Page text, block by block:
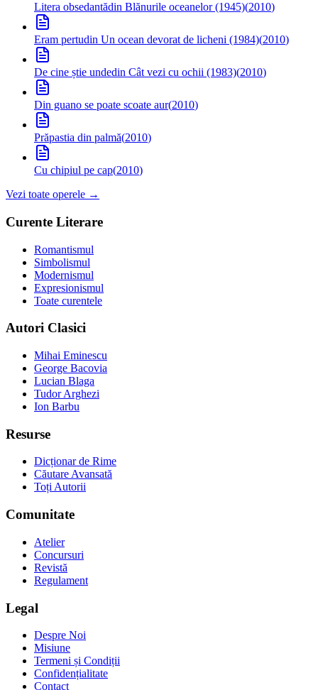
Litera obsedantădin Blănurile oceanelor (1945)(2010)
Eram pertudin Un ocean devorat de licheni (1984)(2010)
De cine știe undedin Cât vezi cu ochii (1983)(2010)
Din guano se poate scoate aur(2010)
Prăpastia din palmă(2010)
Cu chipiul pe cap(2010)
Vezi toate operele →
Curente Literare
Romantismul
Simbolismul
Modernismul
Expresionismul
Toate curentele
Autori Clasici
Mihai Eminescu
George Bacovia
Lucian Blaga
Tudor Arghezi
Ion Barbu
Resurse
Dicționar de Rime
Căutare Avansată
Toți Autorii
Comunitate
Atelier
Concursuri
Revistă
Regulament
Legal
Despre Noi
Misiune
Termeni și Condiții
Confidențialitate
Contact